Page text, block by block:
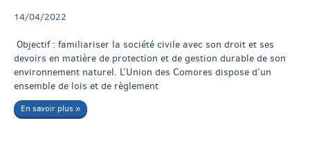
14/04/2022
Objectif : familiariser la société civile avec son droit et ses
devoirs en matière de protection et de gestion durable de son
environnement naturel. L’Union des Comores dispose d’un
ensemble de lois et de règlement
En savoir plus »